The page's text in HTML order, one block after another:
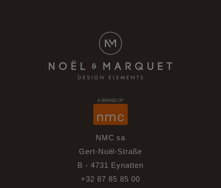
NMC sa
Gert-Noël-Straße
B - 4731 Eynatten
+32 87 85 85 00